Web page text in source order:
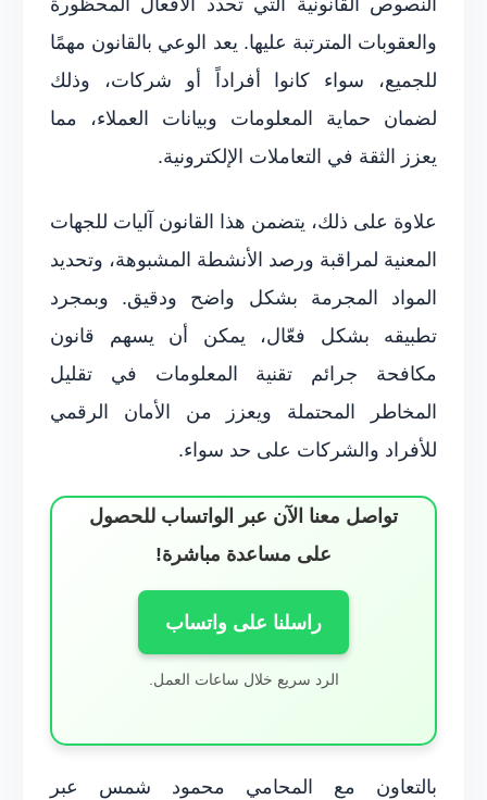
والعقوبات المترتبة عليها. يعد الوعي بالقانون مهمًا
للجميع، سواء كانوا أفراداً أو شركات، وذلك
لضمان حماية المعلومات وبيانات العملاء، مما
يعزز الثقة في التعاملات الإلكترونية.
علاوة على ذلك، يتضمن هذا القانون آليات للجهات
المعنية لمراقبة ورصد الأنشطة المشبوهة، وتحديد
المواد المجرمة بشكل واضح ودقيق. وبمجرد
تطبيقه بشكل فعّال، يمكن أن يسهم قانون
مكافحة جرائم تقنية المعلومات في تقليل
المخاطر المحتملة ويعزز من الأمان الرقمي
للأفراد والشركات على حد سواء.
تواصل معنا الآن عبر الواتساب للحصول
على مساعدة مباشرة!
راسلنا على واتساب
الرد سريع خلال ساعات العمل.
بالتعاون مع المحامي محمود شمس عبر